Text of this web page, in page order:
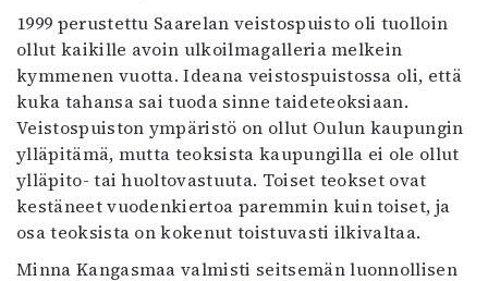
1999 perustettu Saarelan veistospuisto oli tuolloin
ollut kaikille avoin ulkoilmagalleria melkein
kymmenen vuotta. Ideana veistospuistossa oli, että
kuka tahansa sai tuoda sinne taideteoksiaan.
Veistospuiston ympäristö on ollut Oulun kaupungin
ylläpitämä, mutta teoksista kaupungilla ei ole ollut
ylläpito- tai huoltovastuuta. Toiset teokset ovat
kestäneet vuodenkiertoa paremmin kuin toiset, ja
osa teoksista on kokenut toistuvasti ilkivaltaa.
Minna Kangasmaa valmisti seitsemän luonnollisen